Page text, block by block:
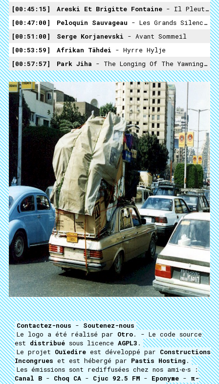
00:45:15
Areski Et Brigitte Fontaine - Il Pleut Sur La Gare
00:47:00
Peloquin Sauvageau - Les Grands Silencieux
00:51:00
Serge Korjanevski - Avant Sommeil
00:53:59
Afrikan Tähdei - Hyrre Hylje
00:57:57
Park Jiha - The Longing Of The Yawning Divide
Contactez-nous - Soutenez-nous
Le logo a été réalisé par Otro. - Le code source
est distribué sous licence AGPL3 .
Le projet Ouïedire est développé par Constructions
Incongrues et est hébergé par Pastis Hosting .
Les émissions sont rediffusées chez nos ami⋅e⋅s :
Canal B - Choq CA - Cjuc 92.5 FM - Eponyme - π-